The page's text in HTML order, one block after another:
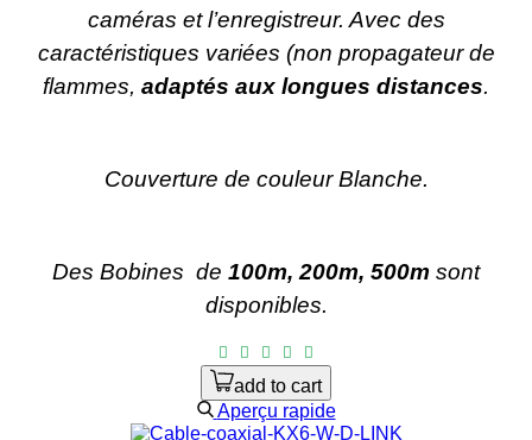
caméras et l’enregistreur. Avec des
caractéristiques variées (non propagateur de
flammes, adaptés aux longues distances.
Couverture de couleur Blanche.
Des Bobines de 100m, 200m, 500m sont
disponibles.
add to cart
Aperçu rapide